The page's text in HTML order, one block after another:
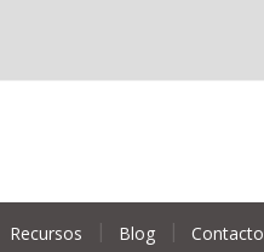
Recursos Blog Contacto